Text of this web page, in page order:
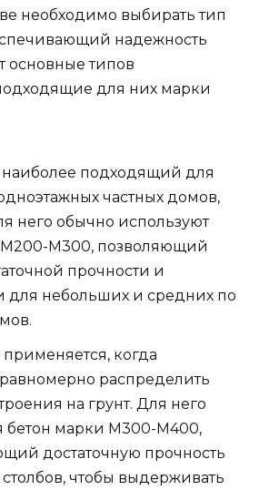
необходимо выбирать тип
надежность
основные типов
для них марки
подходящий для
частных домов,
него обычно используют
M300, позволяющий
прочности и
для небольших и средних по
применяется, когда
распределить
на грунт. Для него
бетон марки M300-M400,
достаточную прочность
чтобы выдерживать